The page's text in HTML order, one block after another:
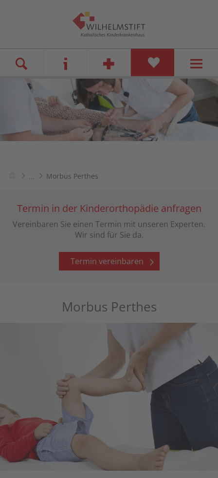
... Morbus Perthes
Termin in der Kinderorthopädie anfragen
Vereinbaren Sie einen Termin mit unseren Experten.
Wir sind für Sie da.
Termin vereinbaren
Morbus Perthes